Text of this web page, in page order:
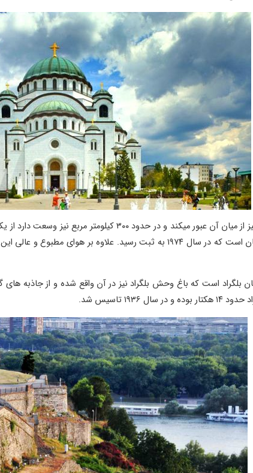
منطقه کوهستانی میروک که رودخانه دانوب نیز از
کوهستان میروک یکی از ۵ پارک ملی صربستان است که در سال ۱۹۷۴ به
بلگراد است که باغ وحش بلگراد نیز در آن واقع شده و از جاذبه
تاسیس شد.